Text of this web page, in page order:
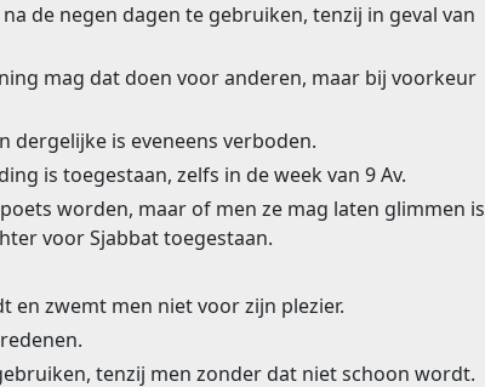
de negen dagen te gebruiken, tenzij in geval van
mag dat doen voor anderen, maar bij voorkeur
dergelijke is eveneens verboden.
is toegestaan, zelfs in de week van 9 Av.
worden, maar of men ze mag laten glimmen is
voor Sjabbat toegestaan.
en zwemt men niet voor zijn plezier.
tenzij men zonder dat niet schoon wordt.